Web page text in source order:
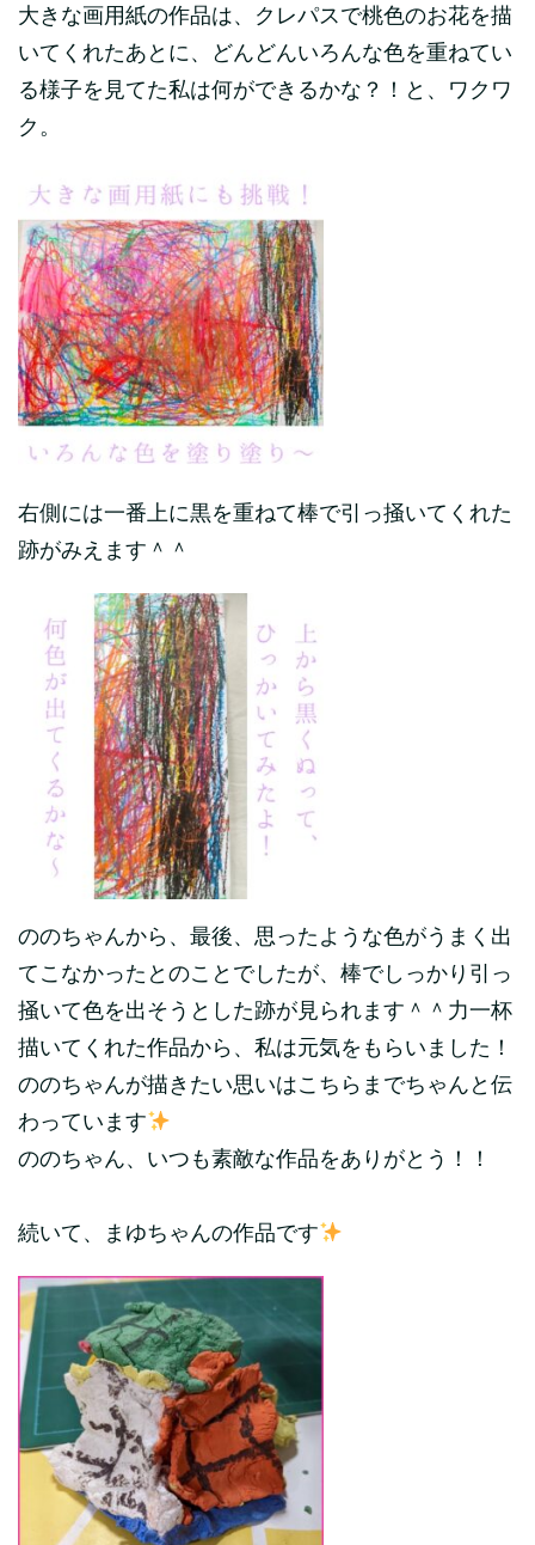
大きな画用紙の作品は、クレパスで桃色のお花を描
いてくれたあとに、どんどんいろんな色を重ねてい
る様子を見てた私は何ができるかな？！と、ワクワ
ク。
右側には一番上に黒を重ねて棒で引っ掻いてくれた
跡がみえます＾＾
ののちゃんから、最後、思ったような色がうまく出
てこなかったとのことでしたが、棒でしっかり引っ
掻いて色を出そうとした跡が見られます＾＾力一杯
描いてくれた作品から、私は元気をもらいました！
ののちゃんが描きたい思いはこちらまでちゃんと伝
わっています
ののちゃん、いつも素敵な作品をありがとう！！
続いて、まゆちゃんの作品です